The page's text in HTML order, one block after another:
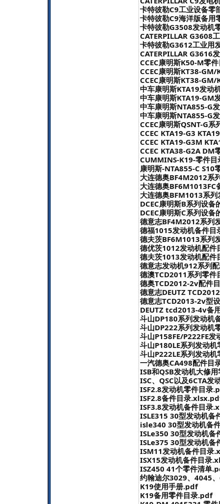
卡特彼勒C9工业设备零
卡特彼勒C9海洋版备用
卡特彼勒G3508发动机
CATERPILLAR G3608
卡特彼勒G3612工业用
CATERPILLAR G3616
CCEC康明斯K50-M零
CCEC康明斯KT38-
CCEC康明斯KT38-
中车康明斯KTA19发动
中车康明斯KTA19-GM
中车康明斯NTA855-G
中车康明斯NTA855-G
CCEC康明斯QSNT-G
CCEC KTA19-G3
CCEC KTA19-G3M
CCEC KTA38-G2A DM
CUMMINS-K19-零件
康明斯-NTA855-C S10
大连德奥BF4M2012系
大连德奥
大连德奥BFM1013系
DCEC康明斯B系列设
DCEC康明斯C系列设
德意志BF4M2012系列
德福1015发动机备件
德夫茨BF6M1013系列
德优茨1012发动机配
德夫茨1013发动机配
德意志发动机912系列
德澳TCD2011系列零
德奥TCD2012-2v配件
德意志DEUTZ
德意志TCD2013-2v型
DEUTZ tcd2013-4v备
斗山DP180系列发动机
斗山DP222系列发动机
斗山P158FE/P222FE
斗山P180LE系列发动
斗山P222LE系列发动
一汽德奥CA498配件目
ISB和QSB发动机大修
ISC、QSC以及6CTA发
ISF2.8发动机零件目录
ISF2.8备件目录
ISF3.8发动机备件目录
ISLE315 30型发动机
isle340 30型发动机备
ISLe350 30型发动机
ISLe375 30型发动机
ISM11发动机备件目录
ISX15发动机备件目录
ISZ450 41个零件清单
约翰迪尔3029、4045
K19使用手册.pdf
K19备用零件目录.pdf